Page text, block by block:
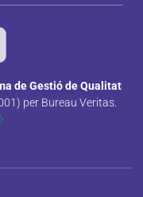
de Gestió de Qualitat
per Bureau Veritas.